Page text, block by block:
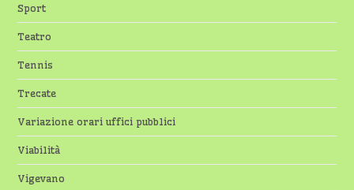
Sport
Teatro
Tennis
Trecate
Variazione orari uffici pubblici
Viabilità
Vigevano